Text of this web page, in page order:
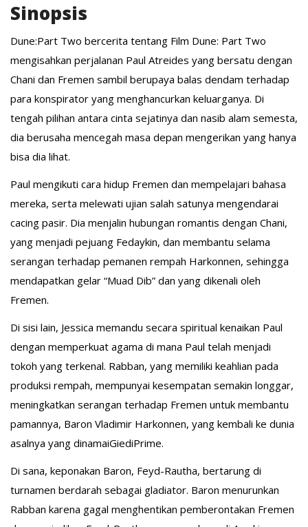
Sinopsis
Dune:Part Two bercerita tentang Film Dune: Part Two
mengisahkan perjalanan Paul Atreides yang bersatu dengan
Chani dan Fremen sambil berupaya balas dendam terhadap
para konspirator yang menghancurkan keluarganya. Di
tengah pilihan antara cinta sejatinya dan nasib alam semesta,
dia berusaha mencegah masa depan mengerikan yang hanya
bisa dia lihat.
Paul mengikuti cara hidup Fremen dan mempelajari bahasa
mereka, serta melewati ujian salah satunya mengendarai
cacing pasir. Dia menjalin hubungan romantis dengan Chani,
yang menjadi pejuang Fedaykin, dan membantu selama
serangan terhadap pemanen rempah Harkonnen, sehingga
mendapatkan gelar “Muad Dib” dan yang dikenali oleh
Fremen.
Di sisi lain, Jessica memandu secara spiritual kenaikan Paul
dengan memperkuat agama di mana Paul telah menjadi
tokoh yang terkenal. Rabban, yang memiliki keahlian pada
produksi rempah, mempunyai kesempatan semakin longgar,
meningkatkan serangan terhadap Fremen untuk membantu
pamannya, Baron Vladimir Harkonnen, yang kembali ke dunia
asalnya yang dinamaiGiediPrime.
Di sana, keponakan Baron, Feyd-Rautha, bertarung di
turnamen berdarah sebagai gladiator. Baron menurunkan
Rabban karena gagal menghentikan pemberontakan Fremen